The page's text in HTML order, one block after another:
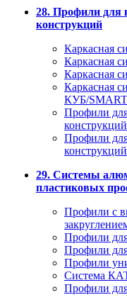
28. Профили для
конструкций
Каркасная
Каркасная
Каркасная
Каркасная
КУБ/
Профили
Профили
29. Системы
пластиковых
Профили с
Профили
Профили
Профили
Система
Профили для